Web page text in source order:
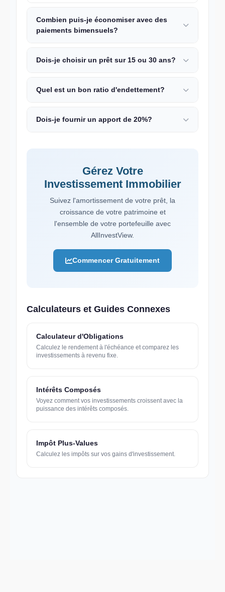
Combien puis-je économiser avec des
paiements bimensuels?
Dois-je choisir un prêt sur 15 ou 30 ans?
Quel est un bon ratio d'endettement?
Dois-je fournir un apport de 20%?
Gérez Votre
Investissement Immobilier
Suivez l'amortissement de votre prêt, la
croissance de votre patrimoine et
l'ensemble de votre portefeuille avec
AllInvestView.
Commencer Gratuitement
Calculateurs et Guides Connexes
Calculateur d'Obligations
Calculez le rendement à l'échéance et comparez les
investissements à revenu fixe.
Intérêts Composés
Voyez comment vos investissements croissent avec la
puissance des intérêts composés.
Impôt Plus-Values
Calculez les impôts sur vos gains d'investissement.